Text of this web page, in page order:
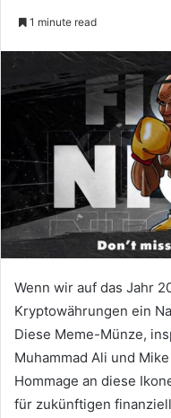
1 minute read
Wenn wir auf das Jahr
Kryptowährungen ein
Diese Meme-Münze,
Muhammad Ali und
Hommage an diese
für zukünftigen